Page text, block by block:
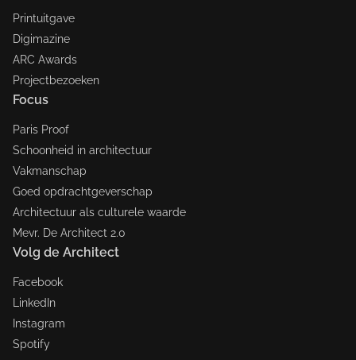
Printuitgave
Digimazine
ARC Awards
Projectbezoeken
Focus
Paris Proof
Schoonheid in architectuur
Vakmanschap
Goed opdrachtgeverschap
Architectuur als culturele waarde
Mevr. De Architect 2.0
Volg de Architect
Facebook
LinkedIn
Instagram
Spotify